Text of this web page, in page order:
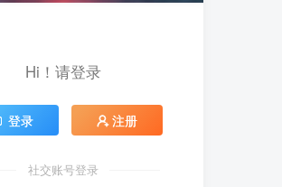
Hi！请登录
登录 注册
社交账号登录